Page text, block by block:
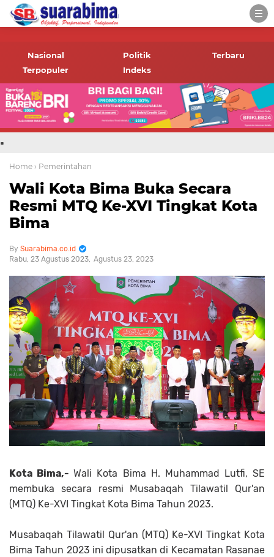
-->
informasi terbaru tentang
Bima dan daerah sekitar
Nasional Politik
Terbaru
Terpopuler
Indeks
.
Home › Pemerintahan
Wali Kota Bima Buka Secara
Resmi MTQ Ke-XVI Tingkat Kota
Bima
Suarabima.co.id
Rabu, 23 Agustus 2023 Agustus 23, 2023
Kota Bima,-Wali Kota Bima H. Muhammad Lutfi, SE
membuka secara resmi Musabaqah Tilawatil Qur'an
(MTQ) Ke-XVI Tingkat Kota Bima Tahun 2023.
Musabaqah Tilawatil Qur'an (MTQ) Ke-XVI Tingkat Kota
Bima Tahun 2023 ini dipusatkan di Kecamatan Rasanae